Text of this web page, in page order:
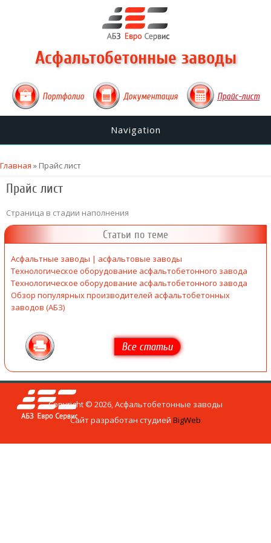
Асфальтобетонные заводы
Портфолио Документация Прайс-лист
Navigation
Вы здесь
Главная » Прайс лист
Прайс лист
Страница в стадии наполнения
Статьи по теме
Асфальтные заводы | асфальтовые заводы
Технологическое оборудование асфальтобетонного завода
Технологическое оборудование асфальтобетонного завода
Обзор популярных производителей асфальтобетонных
заводов (АБЗ)
Все статьи
Copyright © 2026, Асфальтобетонные заводы
Сайт разработан студией BigWeb